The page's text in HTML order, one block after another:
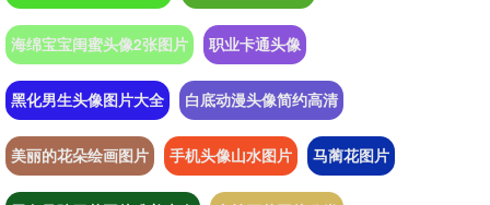
海绵宝宝闺蜜头像2张图片 职业卡通头像
黑化男生头像图片大全 白底动漫头像简约高清
美丽的花朵绘画图片 手机头像山水图片 马蔺花图片